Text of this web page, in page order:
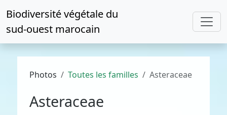
Biodiversité végétale du
sud-ouest marocain
Photos Toutes les familles Asteraceae
Asteraceae